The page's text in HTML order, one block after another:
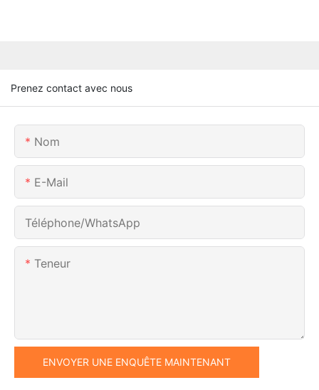
Prenez contact avec nous
Nom
E-Mail
Téléphone/WhatsApp
Teneur
ENVOYER UNE ENQUÊTE MAINTENANT